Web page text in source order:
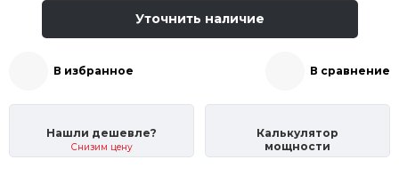
Уточнить наличие
В избранное В сравнение
Нашли дешевле?
Снизим цену
Калькулятор
мощности